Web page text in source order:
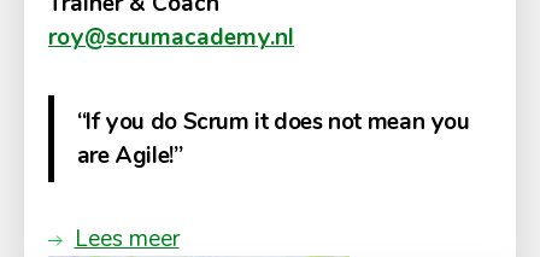
roy@scrumacademy.nl
“If you do Scrum it does not mean you
are Agile!”
Lees meer